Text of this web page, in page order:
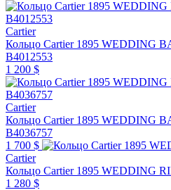
Cartier
Кольцо Cartier 1895 WEDDING
B4012553
1 200 $
Cartier
Кольцо Cartier 1895 WEDDING
B4036757
1 700 $
Cartier
Кольцо Cartier 1895 WEDDING
1 280 $